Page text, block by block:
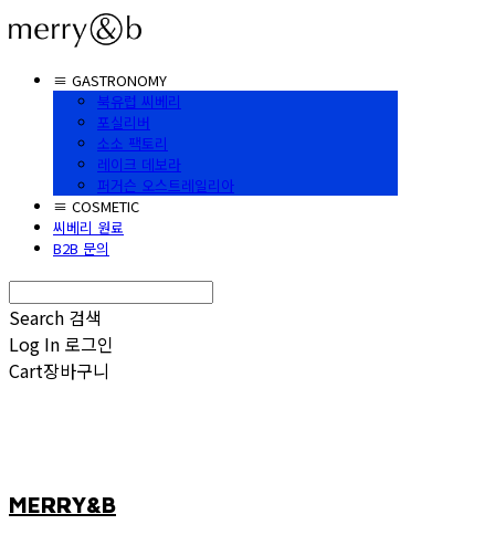
≡ GASTRONOMY
북유럽 씨베리
포실리버
소소 팩토리
레이크 데보라
퍼거슨 오스트레일리아
≡ COSMETIC
씨베리 원료
B2B 문의
Search 검색
Log In 로그인
Cart장바구니
MERRY&B